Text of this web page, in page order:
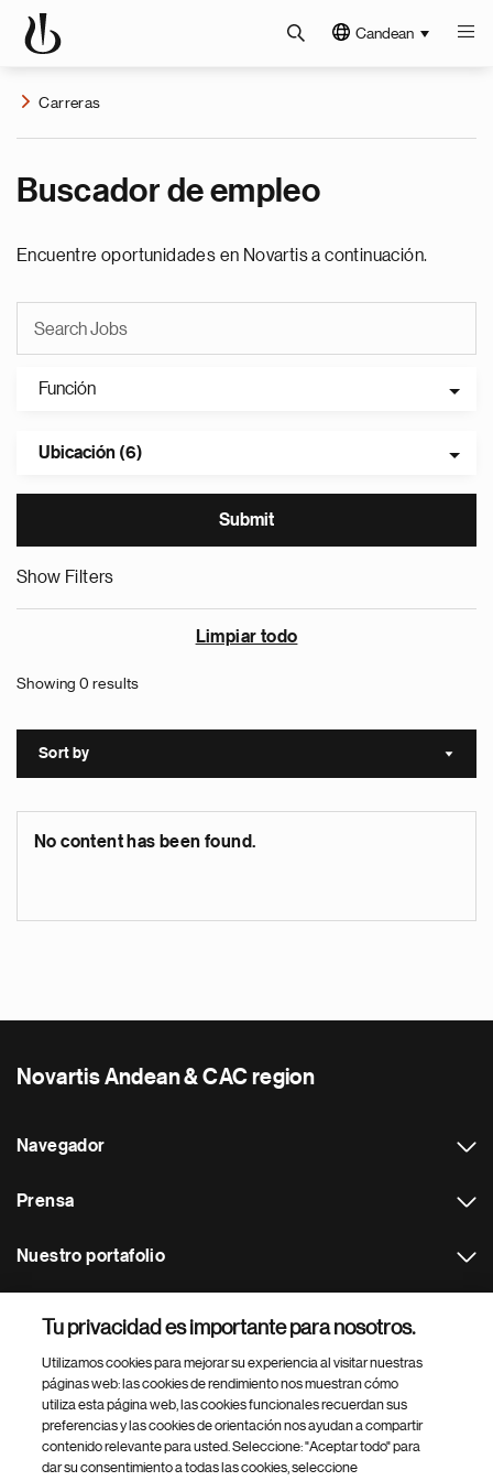
Candean
Carreras
Buscador de empleo
Encuentre oportunidades en Novartis a continuación.
Función
Ubicación (6)
Show Filters
Limpiar todo
Showing 0 results
Sort by Sort
No content has been found.
Novartis Andean & CAC region
Navegador
Prensa
Nuestro portafolio
Footer Site Search
Tu privacidad es importante para nosotros.
Utilizamos cookies para mejorar su experiencia al visitar nuestras
páginas web: las cookies de rendimiento nos muestran cómo
utiliza esta página web, las cookies funcionales recuerdan sus
preferencias y las cookies de orientación nos ayudan a compartir
contenido relevante para usted. Seleccione: "Aceptar todo" para
dar su consentimiento a todas las cookies, seleccione